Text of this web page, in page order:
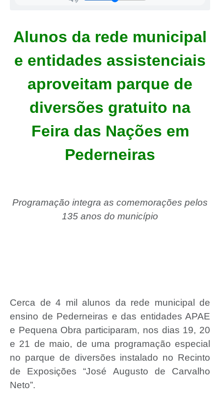
Alunos da rede municipal
e entidades assistenciais
aproveitam parque de
diversões gratuito na
Feira das Nações em
Pederneiras
Programação integra as comemorações pelos
135 anos do município
Cerca de 4 mil alunos da rede municipal de
ensino de Pederneiras e das entidades APAE
e Pequena Obra participaram, nos dias 19, 20
e 21 de maio, de uma programação especial
no parque de diversões instalado no Recinto
de Exposições “José Augusto de Carvalho
Neto”.